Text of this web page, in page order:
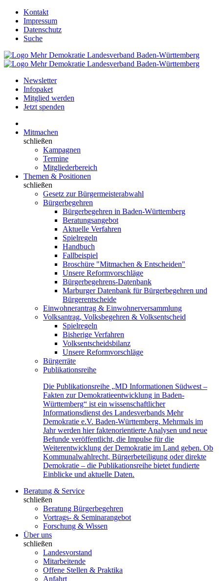
Kontakt
Impressum
Datenschutz
Suche
Newsletter
Infopaket
Mitglied werden
Jetzt spenden
Mitmachen
schließen
Kampagnen
Termine
Mitgliederbereich
Themen & Positionen
schließen
Gesetz zur Bürgermeisterabwahl
Bürgerbegehren
Bürgerbegehren in Baden-Württemberg
Beratungsangebot
Aktuelle Verfahren
Spielregeln
Handbuch
Fallbeispiel
Broschüre "Mitmachen & Entscheiden"
Unsere Reformvorschläge
Bürgerbegehrens-Datenbank
Marburger Datenbank für Bürgerbegehren und
Bürgerentscheide
Einwohnerantrag & Einwohnerversammlung
Volksantrag, Volksbegehren & Volksentscheid
Spielregeln
Bisherige Verfahren
Volksentscheidsbilanz
Unsere Reformvorschläge
Bürgerräte
Publikationsreihe
Die Publikationsreihe „MD Informationen Südwest –
Fakten zur Demokratieentwicklung in Baden-
Württemberg“ ist ein wissenschaftlicher
Informationsdienst des Landesverbands Mehr
Demokratie e.V. Baden-Württemberg. Mehrmals im
Jahr werden hier faktenorientierte Analysen und neue
Befunde veröffentlicht, die Impulse für die
Weiterentwicklung der Demokratie im Land geben. Ob
Kommunalwahlrecht, Bürgerbeteiligung oder direkte
Demokratie – die Publikationsreihe bietet fundierte
Einblicke und aktuelle Daten.
Beratung & Service
schließen
Beratung Bürgerbegehren
Vortrags- & Seminarangebot
Forschung & Wissen
Über uns
schließen
Landesvorstand
Mitarbeitende
Offene Stellen & Praktika
Anfahrt